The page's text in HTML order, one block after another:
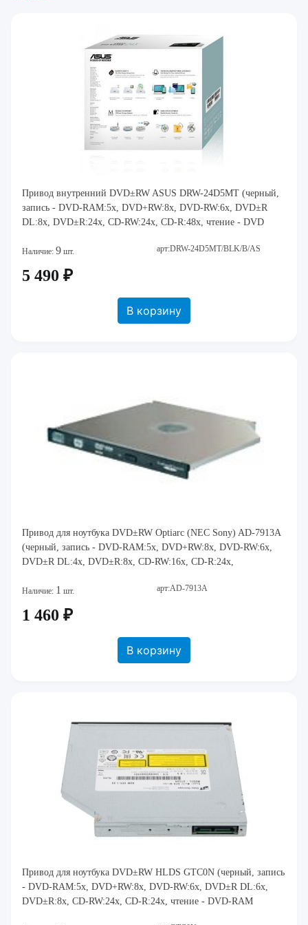
Привод внутренний DVD±RW ASUS DRW-24D5MT (черный,
запись - DVD-RAM:5x, DVD+RW:8x, DVD-RW:6x, DVD±R
DL:8x, DVD±R:24x, CD-RW:24x, CD-R:48x, чтение - DVD
Наличие: 9 шт. арт:DRW-24D5MT/BLK/B/AS
5 490 ₽
В корзину
Привод для ноутбука DVD±RW Optiarc (NEC Sony) AD-7913A
(черный, запись - DVD-RAM:5x, DVD+RW:8x, DVD-RW:6x,
DVD±R DL:4x, DVD±R:8x, CD-RW:16x, CD-R:24x,
Наличие: 1 шт. арт:AD-7913A
1 460 ₽
В корзину
Привод для ноутбука DVD±RW HLDS GTC0N (черный, запись
- DVD-RAM:5x, DVD+RW:8x, DVD-RW:6x, DVD±R DL:6x,
DVD±R:8x, CD-RW:24x, CD-R:24x, чтение - DVD-RAM